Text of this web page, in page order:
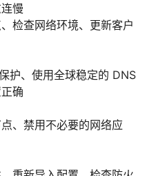
慢
检查网络环境、更新客户
护、使用全球稳定的 DNS
确
、禁用不必要的网络应